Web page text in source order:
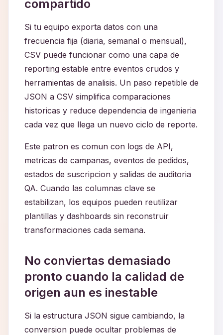
compartido
Si tu equipo exporta datos con una
frecuencia fija (diaria, semanal o mensual),
CSV puede funcionar como una capa de
reporting estable entre eventos crudos y
herramientas de analisis. Un paso repetible de
JSON a CSV simplifica comparaciones
historicas y reduce dependencia de ingenieria
cada vez que llega un nuevo ciclo de reporte.
Este patron es comun con logs de API,
metricas de campanas, eventos de pedidos,
estados de suscripcion y salidas de auditoria
QA. Cuando las columnas clave se
estabilizan, los equipos pueden reutilizar
plantillas y dashboards sin reconstruir
transformaciones cada semana.
No conviertas demasiado
pronto cuando la calidad de
origen aun es inestable
Si la estructura JSON sigue cambiando, la
conversion puede ocultar problemas de